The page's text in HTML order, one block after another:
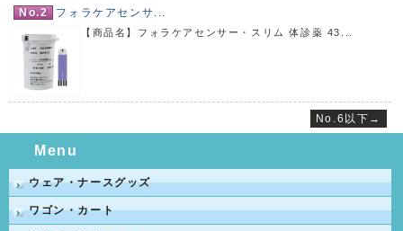
No.2 フォラケアセンサ...
【商品名】フォラケアセンサー・スリム 体診薬 43...
No.6以下→
Menu
ウェア・ナースグッズ
ワゴン・カート